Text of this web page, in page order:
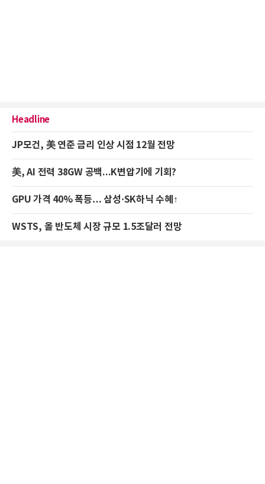
Headline
JP모건, 美 연준 금리 인상 시점 12월 전망
美, AI 전력 38GW 공백...K변압기에 기회?
GPU 가격 40% 폭등… 삼성·SK하닉 수혜↑
WSTS, 올 반도체 시장 규모 1.5조달러 전망